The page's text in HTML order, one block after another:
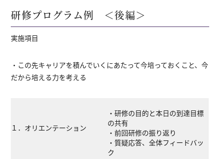
研修プログラム例 ＜後編＞
実施項目
・この先キャリアを積んでいくにあたって今培っておくこと、今
だから培える力を考える
１．オリエンテーション
・研修の目的と本日の到達目標
の共有
・前回研修の振り返り
・質疑応答、全体フィードバッ
ク